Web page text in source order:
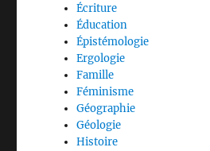
Écriture
Éducation
Épistémologie
Ergologie
Famille
Féminisme
Géographie
Géologie
Histoire